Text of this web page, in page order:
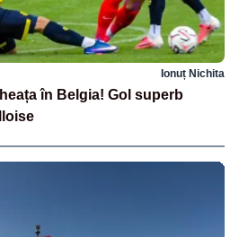
Ionuț Nichita
în Belgia! Gol superb